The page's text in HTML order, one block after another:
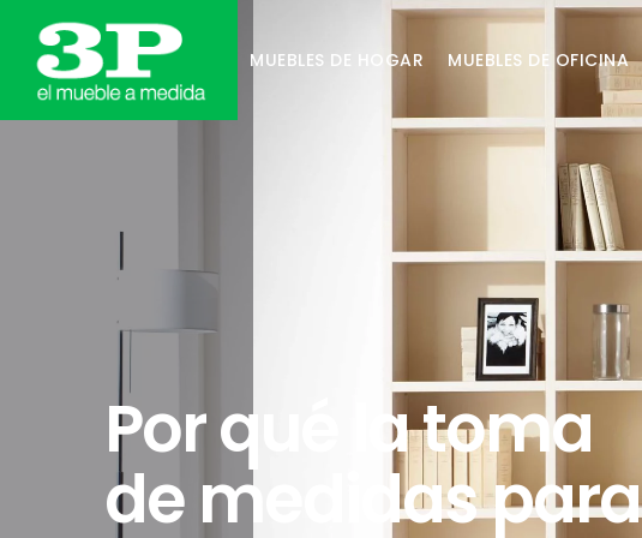
MUEBLES DE HOGAR MUEBLES DE OFICINA
Por qué la toma
de medidas para